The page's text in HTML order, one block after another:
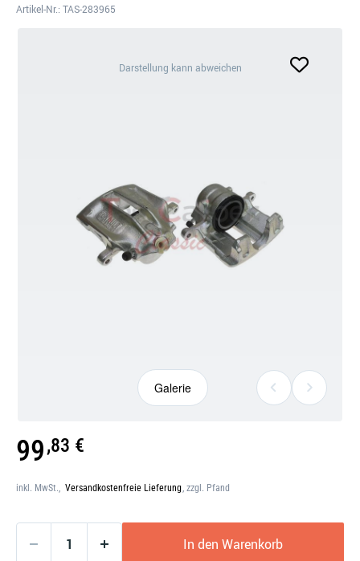
Artikel-Nr.: TAS-283965
Galerie
öffnen
Darstellung kann abweichen
Galerie
99,83 €
inkl. MwSt., Versandkostenfreie Lieferung, zzgl. Pfand
In den Warenkorb